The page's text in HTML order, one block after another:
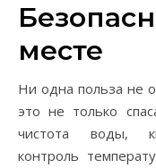
месте
Ни одна польза не
это не только
чистота воды,
контроль